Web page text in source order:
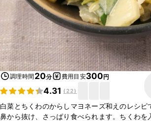
調理時間 20分 費用目安300円
4.31 (22)
白菜とちくわのからしマヨネーズ和えのレシピ
鼻から抜け、さっぱり食べられます。ちくわを